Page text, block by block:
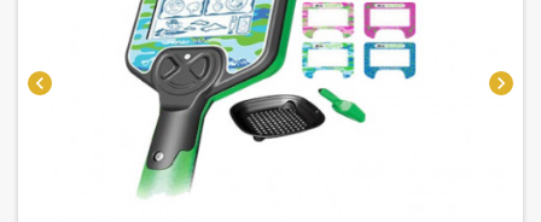
chevron_left chevron_right